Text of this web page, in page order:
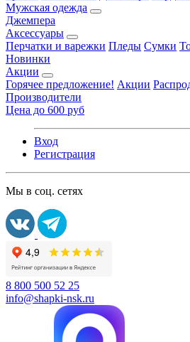
Мужская одежда
Джемпера
Аксессуары
Перчатки и варежки Пледы Сумки
Новинки
Акции
Горячее предложение! Акции
Производители
Цена до 600 руб
Вход
Регистрация
Мы в соц. сетях
8 800 500 52 25
info@shapki-nsk.ru